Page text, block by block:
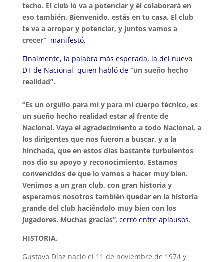
techo. El club lo va a potenciar y él colaborará en
eso también. Bienvenido, estás en tu casa. El club
te va a arropar y potenciar, y juntos vamos a
crecer”, manifestó.
Finalmente, la palabra más esperada, la del nuevo
DT de Nacional, quien habló de “un sueño hecho
realidad”.
“Es un orgullo para mi y para mi cuerpo técnico, es
un sueño hecho realidad estar al frente de
Nacional. Vaya el agradecimiento a todo Nacional, a
los dirigentes que nos fueron a buscar, y a la
hinchada, que en estos días bastante turbulentos
nos dio su apoyo y reconocimiento. Estamos
convencidos de que lo vamos a hacer muy bien.
Venimos a un gran club, con gran historia y
esperamos nosotros también quedar en la historia
grande del club haciéndolo muy bien con los
jugadores. Muchas gracias”, cerró entre aplausos.
HISTORIA.
Gustavo Díaz nació el 11 de noviembre de 1974 y